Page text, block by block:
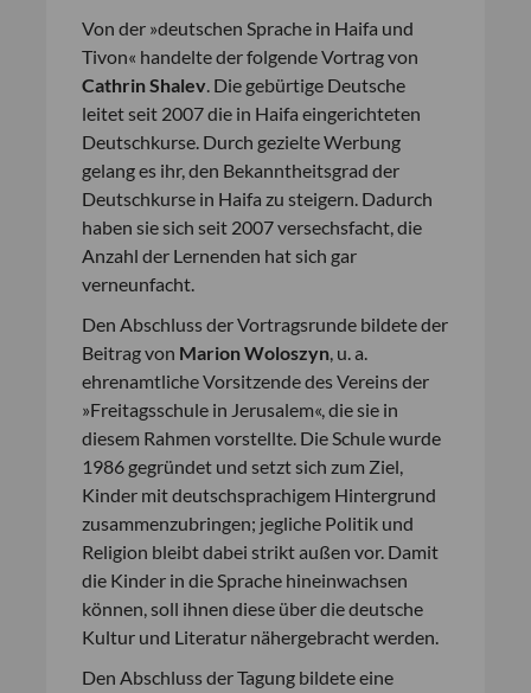
Von der »deutschen Sprache in Haifa und
Tivon« handelte der folgende Vortrag von
Cathrin Shalev. Die gebürtige Deutsche
leitet seit 2007 die in Haifa eingerichteten
Deutschkurse. Durch gezielte Werbung
gelang es ihr, den Bekanntheitsgrad der
Deutschkurse in Haifa zu steigern. Dadurch
haben sie sich seit 2007 versechsfacht, die
Anzahl der Lernenden hat sich gar
verneunfacht.
Den Abschluss der Vortragsrunde bildete der
Beitrag von Marion Woloszyn, u. a.
ehrenamtliche Vorsitzende des Vereins der
»Freitagsschule in Jerusalem«, die sie in
diesem Rahmen vorstellte. Die Schule wurde
1986 gegründet und setzt sich zum Ziel,
Kinder mit deutschsprachigem Hintergrund
zusammenzubringen; jegliche Politik und
Religion bleibt dabei strikt außen vor. Damit
die Kinder in die Sprache hineinwachsen
können, soll ihnen diese über die deutsche
Kultur und Literatur nähergebracht werden.
Den Abschluss der Tagung bildete eine